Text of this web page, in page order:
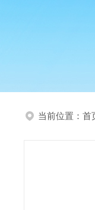
当前位置： 首